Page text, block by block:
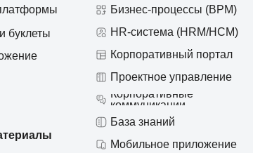
буклеты
Мобильное приложение
База знаний
Корпоративные
коммуникации
Проектное управление
HR-система (HRM/HCM)
Бизнес-процессы (BPM)
Корпоративный портал